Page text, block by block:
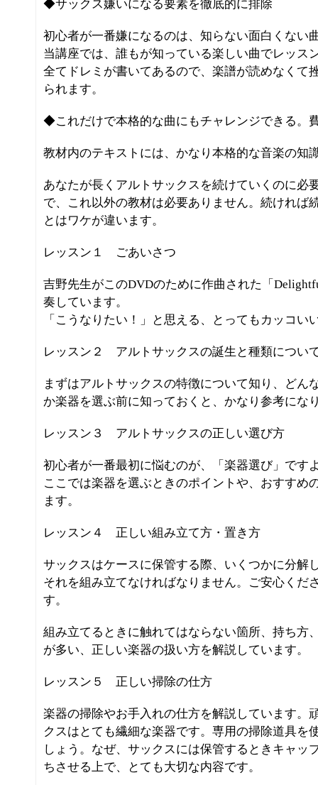
◆サックス嫌いになる要素を徹底的に排除
初心者が一番嫌になるのは、知らない面白くない
当講座では、誰もが知っている楽しい曲でレッス
全てドレミが書いてあるので、楽譜が読めなくて
られます。
◆これだけで本格的な曲にもチャレンジできる。
教材内のテキストには、かなり本格的な音楽の知
あなたが長くアルトサックスを続けていくのに必
で、これ以外の教材は必要ありません。続ければ
とはワケが違います。
レッスン１ ごあいさつ
吉野先生がこのDVDのために作曲された「
奏しています。
「こうなりたい！」と思える、とってもカッコい
レッスン２ アルトサックスの誕生と種類につい
まずはアルトサックスの特徴について知り、どん
か楽器を選ぶ前に知っておくと、かなり参考にな
レッスン３ アルトサックスの正しい選び方
初心者が一番最初に悩むのが、「楽器選び」です
ここでは楽器を選ぶときのポイントや、おすすめ
ます。
レッスン４ 正しい組み立て方・置き方
サックスはケースに保管する際、いくつかに分解
それを組み立てなければなりません。ご安心くだ
す。
組み立てるときに触れてはならない箇所、持ち方
が多い、正しい楽器の扱い方を解説しています。
レッスン５ 正しい掃除の仕方
楽器の掃除やお手入れの仕方を解説しています。
クスはとても繊細な楽器です。専用の掃除道具を
しょう。なぜ、サックスには保管するときキャッ
ちさせる上で、とても大切な内容です。